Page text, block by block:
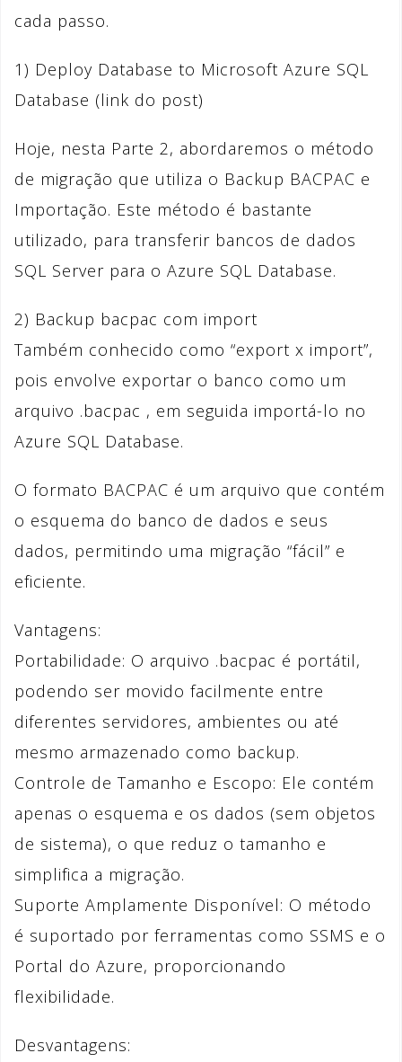
cada passo.
1) Deploy Database to Microsoft Azure SQL
Database (link do post)
Hoje, nesta Parte 2, abordaremos o método
de migração que utiliza o Backup BACPAC e
Importação. Este método é bastante
utilizado, para transferir bancos de dados
SQL Server para o Azure SQL Database.
2) Backup bacpac com import
Também conhecido como “export x import”,
pois envolve exportar o banco como um
arquivo .bacpac , em seguida importá-lo no
Azure SQL Database.
O formato BACPAC é um arquivo que contém
o esquema do banco de dados e seus
dados, permitindo uma migração “fácil” e
eficiente.
Vantagens:
Portabilidade: O arquivo .bacpac é portátil,
podendo ser movido facilmente entre
diferentes servidores, ambientes ou até
mesmo armazenado como backup.
Controle de Tamanho e Escopo: Ele contém
apenas o esquema e os dados (sem objetos
de sistema), o que reduz o tamanho e
simplifica a migração.
Suporte Amplamente Disponível: O método
é suportado por ferramentas como SSMS e o
Portal do Azure, proporcionando
flexibilidade.
Desvantagens: